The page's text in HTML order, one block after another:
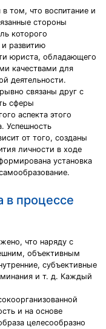
том, что воспитание и
стороны
которого
и развитию
юриста, обладающего
качествами для
деятельности.
связаны друг с
сферы
аспекта этого
Успешность
от того, созданы
личности в ходе
установка
в процессе
что наряду с
объективным
субъективные
и т. д. Каждый
и на основе
целесообразно